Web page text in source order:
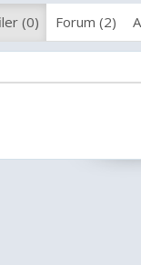
(0) Forum (2)